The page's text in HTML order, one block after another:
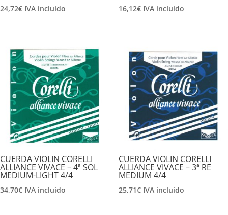
24,72€ IVA incluido 16,12€ IVA incluido
CUERDA VIOLIN CORELLI
ALLIANCE VIVACE – 4ª SOL
MEDIUM-LIGHT 4/4
34,70€ IVA incluido
CUERDA VIOLIN CORELLI
ALLIANCE VIVACE – 3ª RE
MEDIUM 4/4
25,71€ IVA incluido